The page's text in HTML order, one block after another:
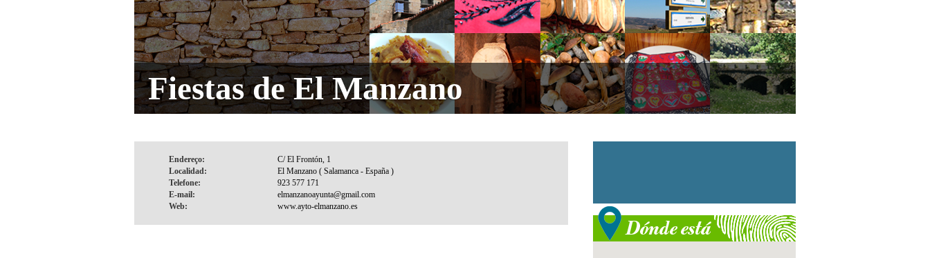
Fiestas de El Manzano
Endereço:
Localidad:
Telefone:
E-mail:
Web: